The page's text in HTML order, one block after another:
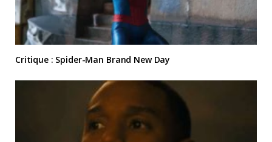
Critique : Spider-Man Brand New Day